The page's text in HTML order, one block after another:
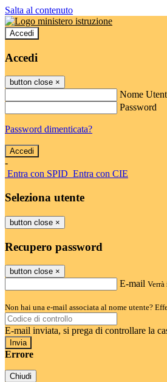
Salta al contenuto
Accedi
Accedi
button close ×
Nome
Password
Password dimenticata?
-
Entra con SPID Entra con CIE
Seleziona utente
button close ×
Recupero password
button close ×
E-mail
Non hai una e-mail associata al nome utente?
E-mail inviata, si prega di controllare la
Errore
Chiudi